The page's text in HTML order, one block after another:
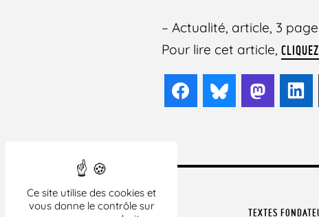
Ce site utilise des cookies et
vous donne le contrôle sur
– Actualité, article, 3
Pour lire cet article,
FacebookBluesky
TEXTES